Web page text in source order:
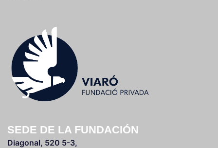
SEDE DE LA FUNDACIÓN
Diagonal, 520 5-3,